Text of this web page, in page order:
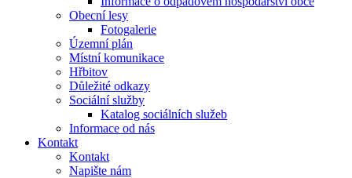
Obecní lesy
Fotogalerie
Územní plán
Místní komunikace
Hřbitov
Důležité odkazy
Sociální služby
Katalog sociálních služeb
Informace od nás
Kontakt
Kontakt
Napište nám